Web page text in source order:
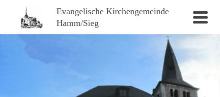
Evangelische Kirchengemeinde
Hamm/Sieg